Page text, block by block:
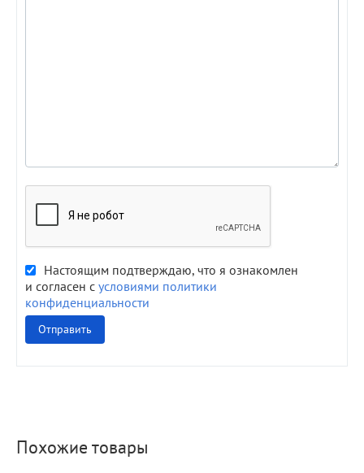
Настоящим подтверждаю, что я ознакомлен
и согласен с условиями политики
конфиденциальности
Отправить
Похожие товары